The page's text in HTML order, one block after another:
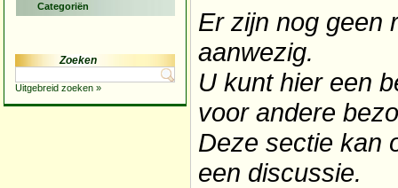
Categoriën
Zoeken
Uitgebreid zoeken »
Er zijn nog geen
aanwezig.
U kunt hier een
voor andere
Deze sectie kan
een discussie.